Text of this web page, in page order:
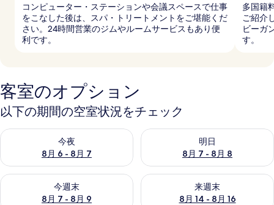
コンピューター・ステーションや会議スペースで仕事
をこなした後は、スパ・トリートメントをご堪能くだ
さい。24時間営業のジムやルームサービスもあり便
利です。
多国籍
ご紹介
ビーガ
す。
客室のオプション
以下の期間の空室状況をチェック
今夜
8月 6 - 8月 7
今夜 8月 6 - 8月 7 の空室状況をチェック
明日
8月 7 - 8月 8
明日 8月 7 - 8月 8 の空室状況
今週末
8月 7 - 8月 9
今週末 8月 7 - 8月 9 の空室状況をチェック
来週末
8月 14 - 8月 16
来週末 8月 14 - 8月 16 の空室